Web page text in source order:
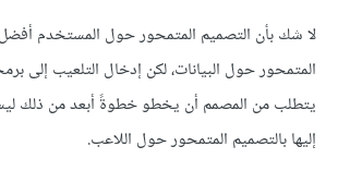
لا شك بأن التصميم المتمحور حول المستخدم
المتمحور حول البيانات، لكن إدخال التلعيب إلى
يتطلب من المصمم أن يخطو خطوةً أبعد من ذلك
إليها بالتصميم المتمحور حول اللاعب.